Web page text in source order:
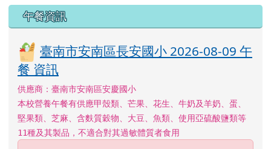
午餐資訊
臺南市安南區長安國小 2026-08-09 午
餐 資訊
供應商：臺南市安南區安慶國小
本校營養午餐有供應甲殼類、芒果、花生、牛奶及羊奶、蛋、
堅果類、芝麻、含麩質穀物、大豆、魚類、使用亞硫酸鹽類等
11種及其製品，不適合對其過敏體質者食用